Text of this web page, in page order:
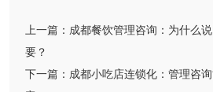
上一篇： 成都餐饮管理咨询：为什么
要？
下一篇： 成都小吃店连锁化：管理咨